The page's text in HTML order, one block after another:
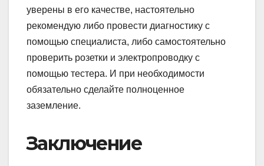
уверены в его качестве, настоятельно
рекомендую либо провести диагностику с
помощью специалиста, либо самостоятельно
проверить розетки и электропроводку с
помощью тестера. И при необходимости
обязательно сделайте полноценное
заземление.
Заключение